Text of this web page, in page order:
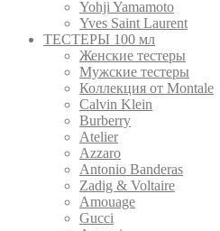
Yohji Yamamoto
Yves Saint Laurent
ТЕСТЕРЫ 100 мл
Женские тестеры
Мужские тестеры
Коллекция от Montale
Calvin Klein
Burberry
Atelier
Azzaro
Antonio Banderas
Zadig & Voltaire
Amouage
Gucci